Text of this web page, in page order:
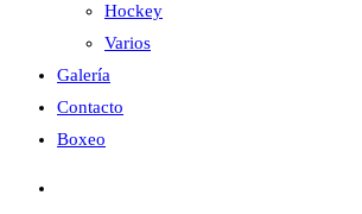
Hockey
Varios
Galería
Contacto
Boxeo